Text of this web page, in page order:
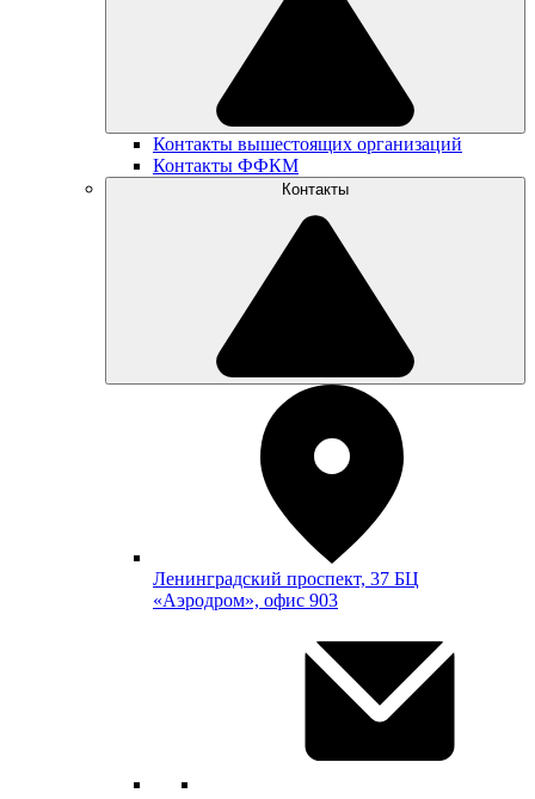
Контакты вышестоящих организаций
Контакты ФФКМ
Контакты
Ленинградский проспект, 37 БЦ
«Аэродром», офис 903